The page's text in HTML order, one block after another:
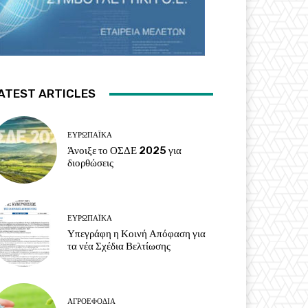
ARTICLES
ΕΥΡΩΠΑΪΚΆ
Άνοιξε το ΟΣΔΕ 2025 για
διορθώσεις
ΕΥΡΩΠΑΪΚΆ
Υπεγράφη η Κοινή Απόφαση για
τα νέα Σχέδια Βελτίωσης
ΑΓΡΟΕΦΌΔΙΑ